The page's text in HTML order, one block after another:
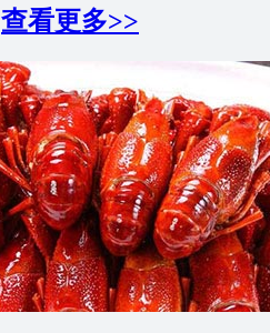
查看更多>>